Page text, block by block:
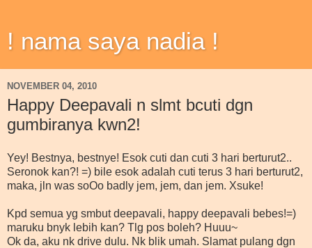
! nama saya nadia !
NOVEMBER 04, 2010
Happy Deepavali n slmt bcuti dgn
gumbiranya kwn2!
Yey! Bestnya, bestnye! Esok cuti dan cuti 3 hari berturut2..
Seronok kan?! =) bile esok adalah cuti terus 3 hari berturut2,
maka, jln was soOo badly jem, jem, dan jem. Xsuke!
Kpd semua yg smbut deepavali, happy deepavali bebes!=)
maruku bnyk lebih kan? Tlg pos boleh? Huuu~
Ok da, aku nk drive dulu. Nk blik umah. Slamat pulang dgn